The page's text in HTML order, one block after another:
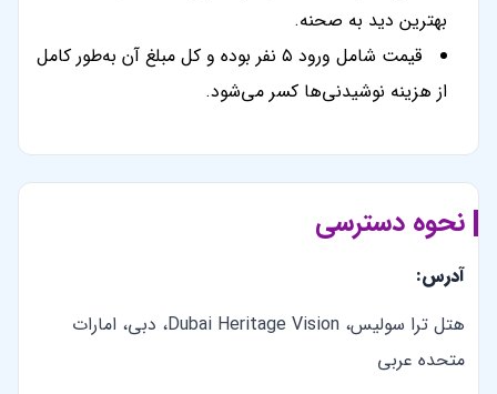
بهترین دید به صحنه.
قیمت شامل ورود ۵ نفر بوده و کل مبلغ آن به‌طور کامل
از هزینه نوشیدنی‌ها کسر می‌شود.
نحوه دسترسی
آدرس:
هتل ترا سولیس، Dubai Heritage Vision، دبی، امارات
متحده عربی